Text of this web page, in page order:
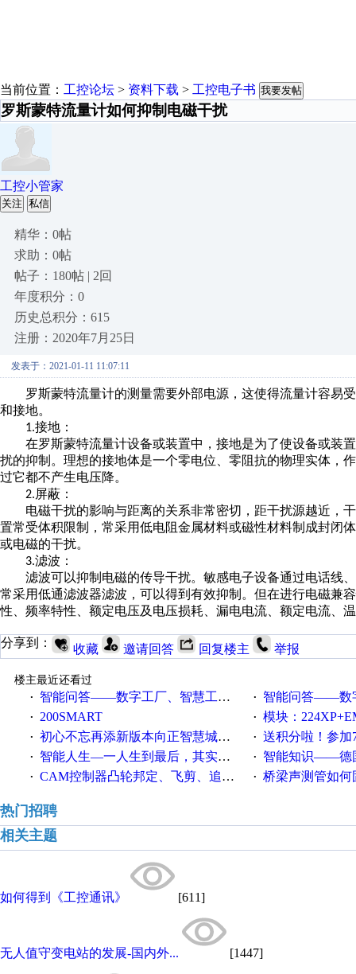
当前位置： 工控论坛 > 资料下载 > 工控电子书 我要发帖
罗斯蒙特流量计如何抑制电磁干扰
工控小管家
关注 私信
精华：0帖
求助：0帖
帖子：180帖 | 2回
年度积分：0
历史总积分：615
注册：2020年7月25日
发表于：2021-01-11 11:07:11
罗斯蒙特流量计的测量需要外部电源，这使得流量计容易
和接地。
1.接地：
在罗斯蒙特流量计设备或装置中，接地是为了使设备或装
扰的抑制。理想的接地体是一个零电位、零阻抗的物理实体，
过它都不产生电压降。
2.屏蔽：
电磁干扰的影响与距离的关系非常密切，距干扰源越近，
置常受体积限制，常采用低电阻金属材料或磁性材料制成封闭
或电磁的干扰。
3.滤波：
滤波可以抑制电磁的传导干扰。敏感电子设备通过电话线
常采用低通滤波器滤波，可以得到有效抑制。但在进行电磁兼
性、频率特性、额定电压及电压损耗、漏电电流、额定电流、
分享到： 收藏 邀请回答 回复楼主 举报
楼主最近还看过
·
智能问答——数字工厂、智慧工厂和智能制造三者的区别是什么？ · 智能问答——数字化工厂与
· 200SMART · 模块：
· 初心不忘再添新版本向正智慧城市云展厅3.0版亮相 · 送积分啦！参加7月6日
· 智能人生—一人生到最后，其实拼的都是人品 · 智能知识——德国工业崛起
· CAM控制器凸轮邦定、飞剪、追剪等C功能块 · 桥梁声测管如何固
热门招聘
相关主题
如何得到《工控通讯》 [611]
无人值守变电站的发展-国内外... [1447]